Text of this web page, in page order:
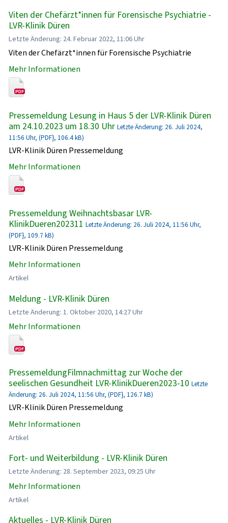
Viten der Chefärzt*innen für Forensische Psychiatrie -
LVR-Klinik Düren
Letzte Änderung: 24. Februar 2022, 11:06 Uhr
Viten der Chefärzt*innen für Forensische Psychiatrie
Mehr Informationen
Pressemeldung Lesung in Haus 5 der LVR-Klinik Düren
am 24.10.2023 um 18.30 Uhr Letzte Änderung: 26. Juli 2024,
11:56 Uhr, (PDF}, 106.4 kB)
LVR-Klinik Düren Pressemeldung
Mehr Informationen
Pressemeldung Weihnachtsbasar LVR-
KlinikDueren202311 Letzte Änderung: 26. Juli 2024, 11:56 Uhr,
(PDF}, 109.7 kB)
LVR-Klinik Düren Pressemeldung
Mehr Informationen
Artikel
Meldung - LVR-Klinik Düren
Letzte Änderung: 1. Oktober 2020, 14:27 Uhr
Mehr Informationen
PressemeldungFilmnachmittag zur Woche der
seelischen Gesundheit LVR-KlinikDueren2023-10 Letzte
Änderung: 26. Juli 2024, 11:56 Uhr, (PDF}, 126.7 kB)
LVR-Klinik Düren Pressemeldung
Mehr Informationen
Artikel
Fort- und Weiterbildung - LVR-Klinik Düren
Letzte Änderung: 28. September 2023, 09:25 Uhr
Mehr Informationen
Artikel
Aktuelles - LVR-Klinik Düren